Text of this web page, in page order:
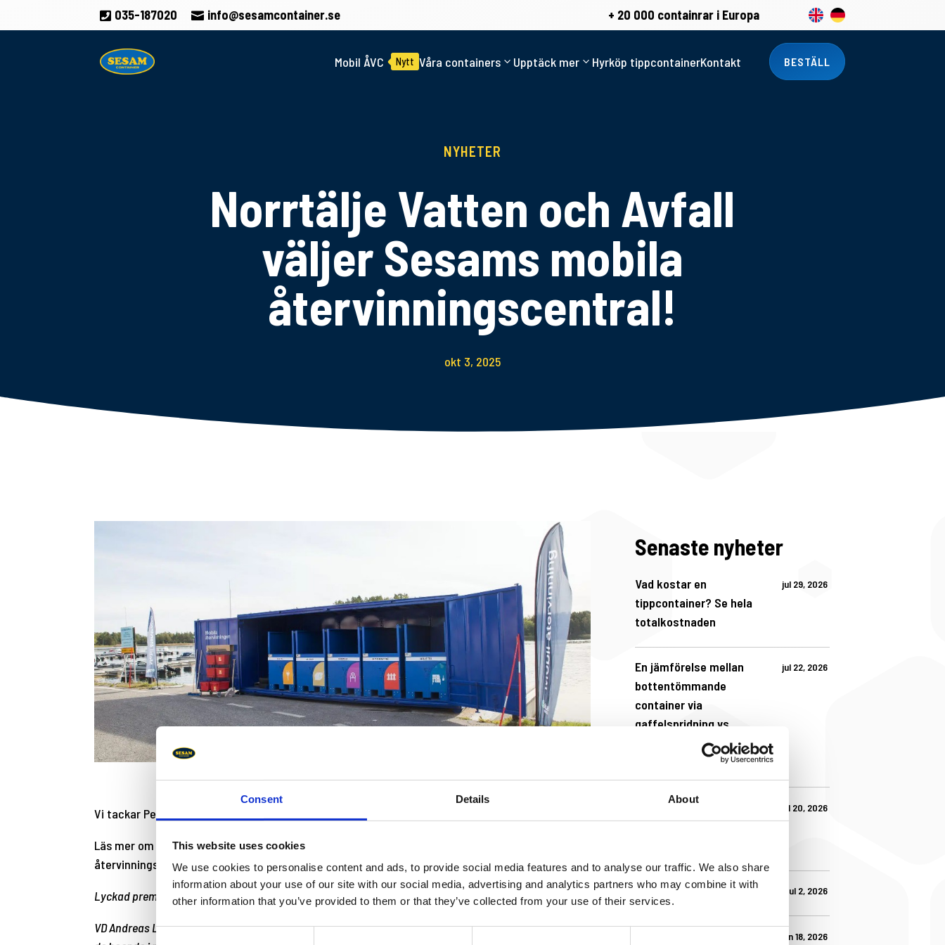
Consent Details About
This website uses cookies
We use cookies to personalise content and ads, to provide social media features and to analyse our traffic. We also share
information about your use of our site with our social media, advertising and analytics partners who may combine it with
other information that you’ve provided to them or that they’ve collected from your use of their services.
Consent
 035-187020  info@sesamcontainer.se + 20 000 containrar i Europa
Mobil ÅVC Nytt Våra containers Upptäck mer Hyrköp tippcontainerKontakt BESTÄLL
NYHETER
Norrtälje Vatten och Avfall
väljer Sesams mobila
återvinningscentral!
okt 3, 2025
Vi tackar Peter och Norrtälje Vatten och Avfall för ett bra samarbete!
Läs mer om hur de själva beskriver den första turen och ser på framtiden för den mobila
återvinningscentralen levererad av Sesam Container:
Lyckad premiärtur för den mobila återvinningen
VD Andreas Lundin Lindgren och projektledare Peter Dahlqvist öppnade upp testprojektet till glädje för
Senaste nyheter
jul 29, 2026
Vad kostar en
tippcontainer? Se hela
totalkostnaden
jul 22, 2026
En jämförelse mellan
bottentömmande
container via
gaffelspridning vs
tippcontainer med
jul 20, 2026
Standardcontainer eller
skräddarsydd/kundanpassad
jul 2, 2026
En bra första halvlek
jun 18, 2026